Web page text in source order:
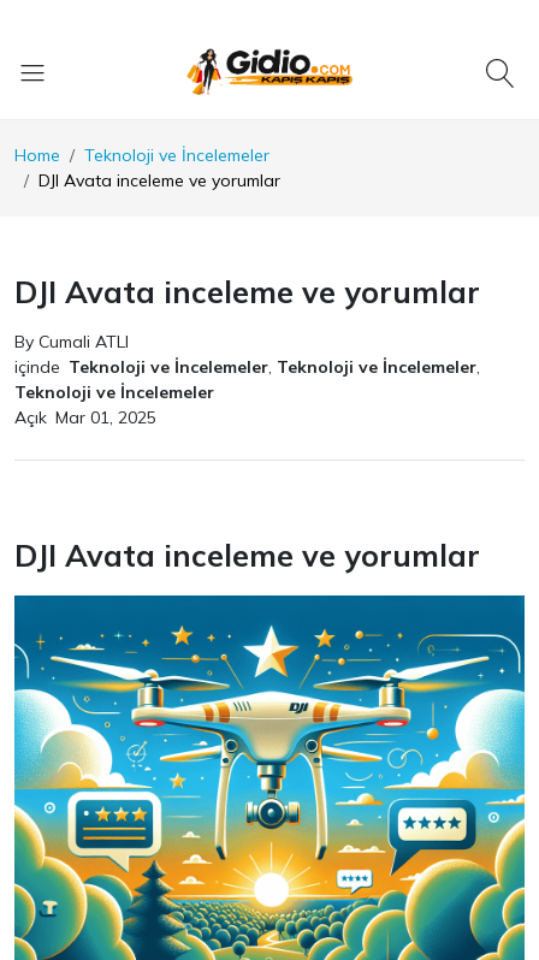
Home
Teknoloji ve İncelemeler
DJI Avata inceleme ve yorumlar
DJI Avata inceleme ve yorumlar
By Cumali ATLI
içinde Teknoloji ve İncelemeler, Teknoloji ve İncelemeler,
Teknoloji ve İncelemeler
Açık Mar 01, 2025
DJI Avata inceleme ve yorumlar